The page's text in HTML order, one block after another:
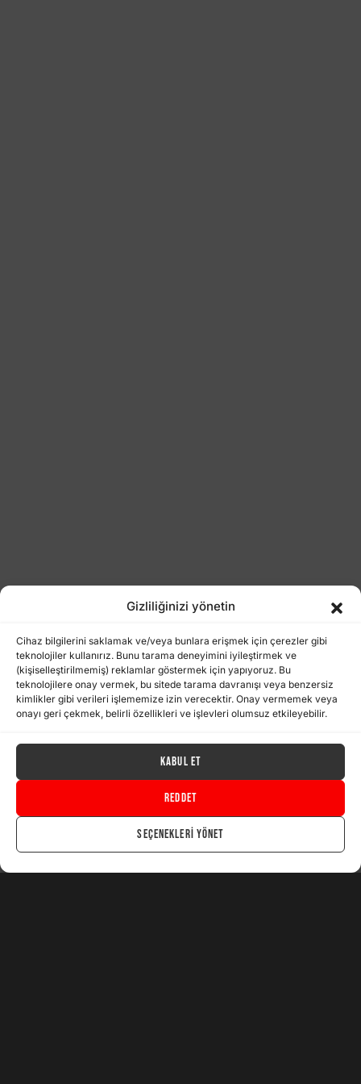
Gizliliğinizi yönetin
Cihaz bilgilerini saklamak ve/veya bunlara erişmek için çerezler gibi
teknolojiler kullanırız. Bunu tarama deneyimini iyileştirmek ve
(kişiselleştirilmemiş) reklamlar göstermek için yapıyoruz. Bu
teknolojilere onay vermek, bu sitede tarama davranışı veya benzersiz
kimlikler gibi verileri işlememize izin verecektir. Onay vermemek veya
onayı geri çekmek, belirli özellikleri ve işlevleri olumsuz etkileyebilir.
Kabul Et
Reddet
Seçenekleri yönet
1 post